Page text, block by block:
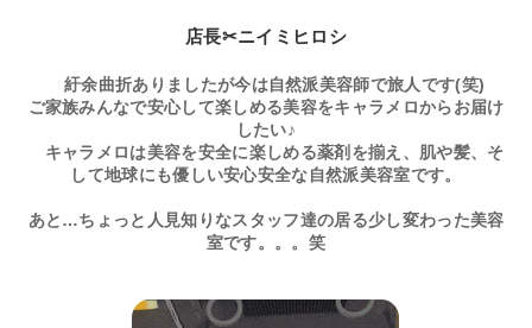
店長✂ニイミヒロシ
紆余曲折ありましたが今は自然派美容師で旅人です(笑)
ご家族みんなで安心して楽しめる美容をキャラメロからお届け
したい♪
キャラメロは美容を安全に楽しめる薬剤を揃え、肌や髪、そ
して地球にも優しい安心安全な自然派美容室です。
あと…ちょっと人見知りなスタッフ達の居る少し変わった美容
室です。。。笑